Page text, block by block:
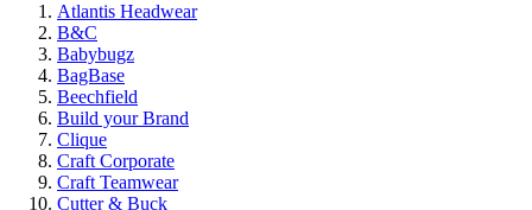
Atlantis Headwear
B&C
Babybugz
BagBase
Beechfield
Build your Brand
Clique
Craft Corporate
Craft Teamwear
Cutter & Buck